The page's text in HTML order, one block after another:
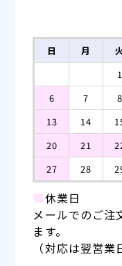
日 月
1
6
7 8
13
14
20
21
27
28
■休業日
メールでのご注
ます。
（対応は翌営業